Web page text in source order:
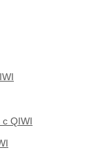
c QIWI